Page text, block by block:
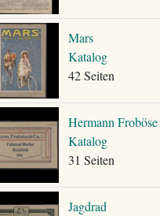
Mars
Katalog
42 Seiten
Hermann Froböse
Katalog
31 Seiten
Jagdrad